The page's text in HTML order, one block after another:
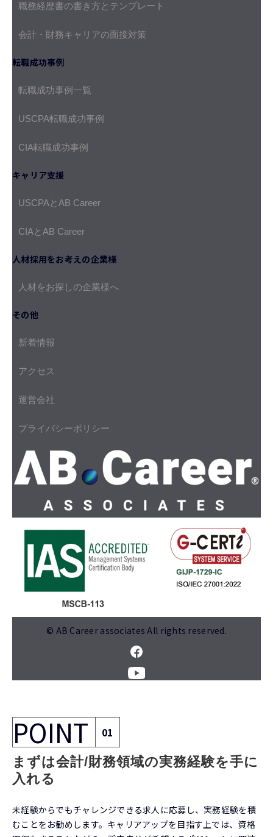
職務経歴書の書き方とテンプレート
会計・財務キャリアの面接対策
転職成功事例
転職成功事例一覧
USCPA転職成功事例
CIA転職成功事例
キャリア支援
USCPAとAB Career
CIAとAB Career
人材採用をお考えの企業様
人材をお探しの企業様へ
その他
新着情報
アクセス
運営会社
プライバシーポリシー
© AB Career associates All rights reserved.
POINT 01
まずは会計/財務領域の実務経験を手に
入れる
未経験からでもチャレンジできる求人に応募し、実務経験を積
むことをお勧めします。キャリアアップを目指す上では、資格